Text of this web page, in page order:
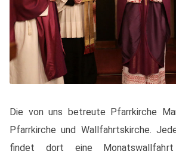
Die von uns betreute Pfarrkirche
Pfarrkirche und Wallfahrtskirche.
findet dort eine